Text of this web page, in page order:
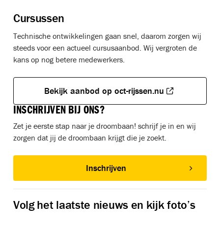
Cursussen
Technische ontwikkelingen gaan snel, daarom zorgen wij
steeds voor een actueel cursusaanbod. Wij vergroten de
kans op nog betere medewerkers.
Bekijk aanbod op oct-rijssen.nu
INSCHRIJVEN BIJ ONS?
Zet je eerste stap naar je droombaan! schrijf je in en wij
zorgen dat jij de droombaan krijgt die je zoekt.
Inschrijven
Volg het laatste nieuws en kijk foto’s